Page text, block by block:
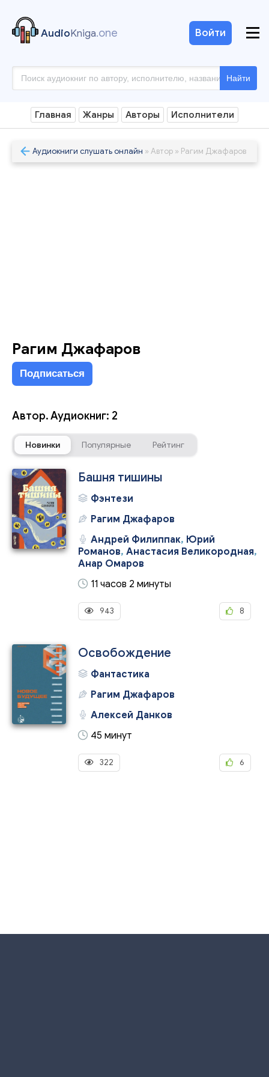
AudioKniga.one
Найти
Войти
Главная Жанры Авторы Исполнители
Аудиокниги слушать онлайн » Автор » Рагим Джафаров
Рагим Джафаров
Подписаться
Автор. Аудиокниг: 2
Новинки Популярные Рейтинг
Башня тишины
Фэнтези
Рагим Джафаров
Андрей Филиппак, Юрий
Романов, Анастасия Великородная,
Анар Омаров
11 часов 2 минуты
943 8
Освобождение
Фантастика
Рагим Джафаров
Алексей Данков
45 минут
322 6